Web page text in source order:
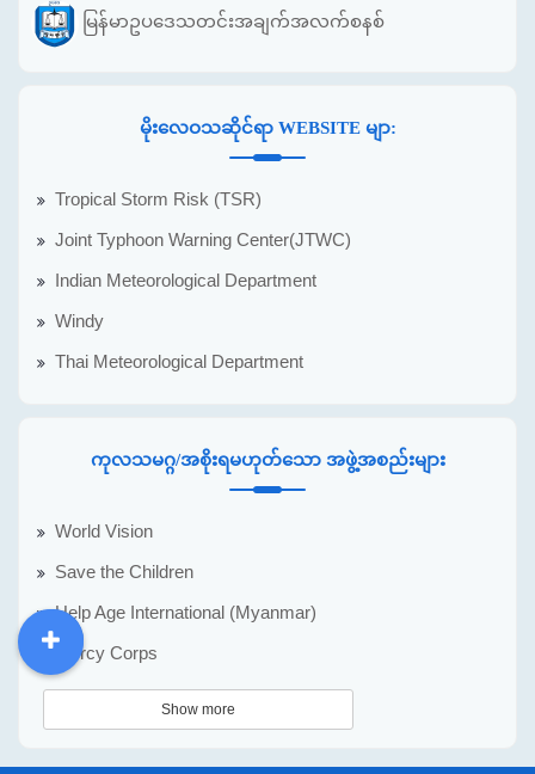
မြန်မာဥပဒေသတင်းအချက်အလက်စနစ်
မိုးလေဝသဆိုင်ရာ WEBSITE မျာ:
Tropical Storm Risk (TSR)
Joint Typhoon Warning Center(JTWC)
Indian Meteorological Department
Windy
Thai Meteorological Department
ကုလသမဂ္ဂ/အစိုးရမဟုတ်သော အဖွဲ့အစည်းများ
World Vision
Save the Children
Help Age International (Myanmar)
Mercy Corps
Show more
DDM